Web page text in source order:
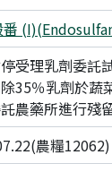
番
受理乳劑委託
35％乳劑於蔬
農藥所進行殘
農糧12062)